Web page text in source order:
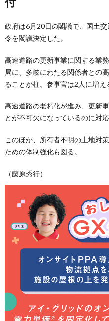
政府は6月20日の閣議で、国土
令を閣議決定した。
高速道路の更新事業に関する業
局に、多岐にわたる関係者との
ることが柱。参事官は2人に増え
高速道路の老朽化が進み、更新
とが不可欠になっているのに対
このほか、所有者不明の土地対
ための体制強化も図る。
（藤原秀行）